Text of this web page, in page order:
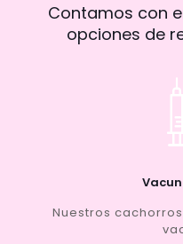
Contamos con
opciones de
Nuestros